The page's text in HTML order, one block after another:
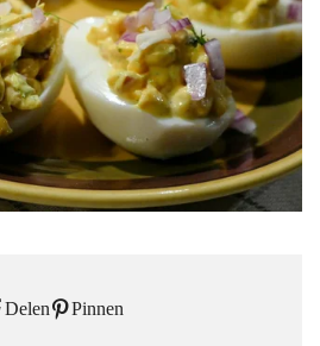
Delen Pinnen